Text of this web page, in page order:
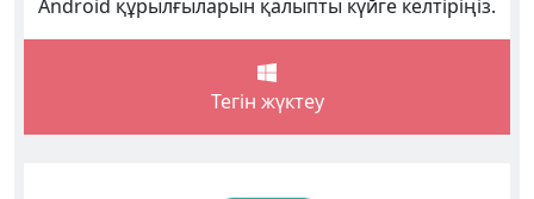
Android құрылғыларын қалыпты күйге келтіріңіз.
Тегін жүктеу